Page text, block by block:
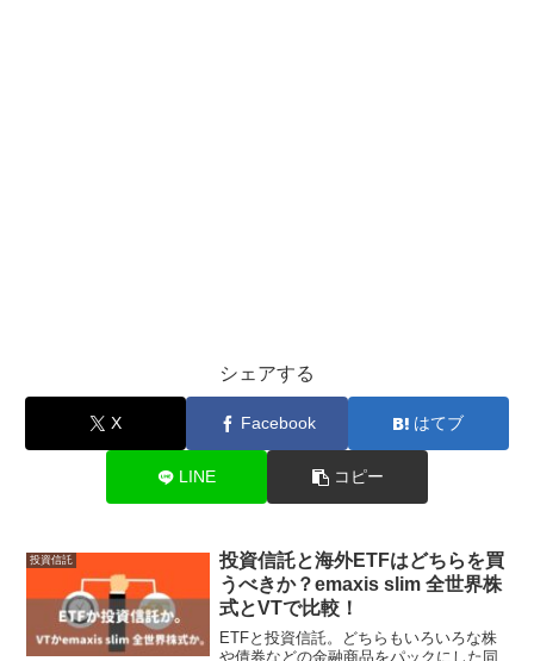
シェアする
X Facebook はてブ
LINE コピー
投資信託
投資信託と海外ETFはどちらを買
うべきか？emaxis slim 全世界株
式とVTで比較！
ETFと投資信託。どちらもいろいろな株
や債券などの金融商品をパックにした同